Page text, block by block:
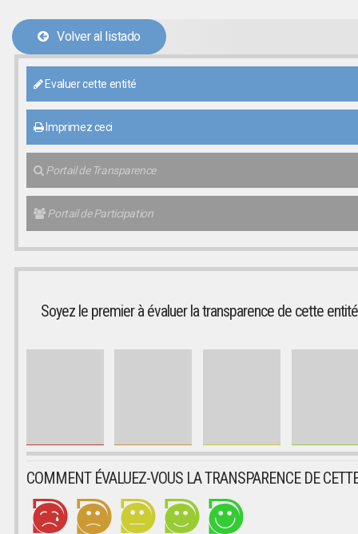
Volver al listado
Evaluer cette entité
Imprimez ceci
Portail de Transparence
Portail de Participation
Soyez le premier à évaluer la transparence de cette entité
COMMENT ÉVALUEZ-VOUS LA TRANSPARENCE DE